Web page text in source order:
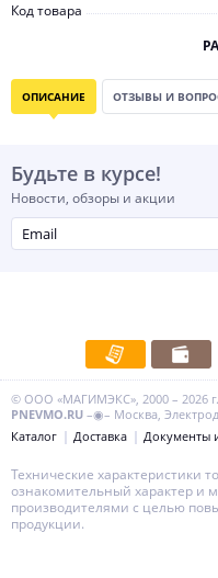
Код товара
ОПИСАНИЕ ОТЗЫВЫ И
Будьте в курсе!
Новости, обзоры и акции
© ООО «МАГИМЭКС», 2000 – 2026 г.
PNEVMO.RU –◉– Москва,
Каталог
Доставка Документы
Технические характеристики
ознакомительный характер и
производителями с целью
продукции.